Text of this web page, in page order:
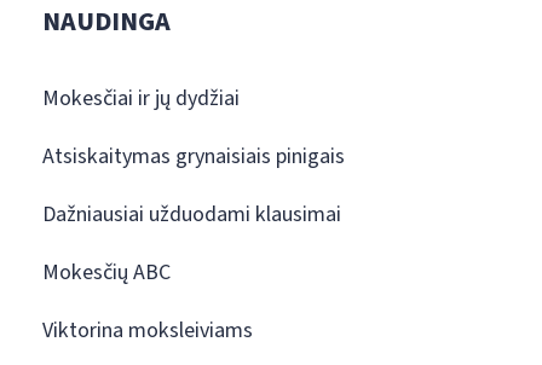
NAUDINGA
Mokesčiai ir jų dydžiai
Atsiskaitymas grynaisiais pinigais
Dažniausiai užduodami klausimai
Mokesčių ABC
Viktorina moksleiviams